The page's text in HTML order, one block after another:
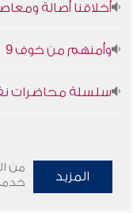
أخلاقنا أصالة
وأمنهم من خوف 9
سلسلة محاضرات
المزيد
من